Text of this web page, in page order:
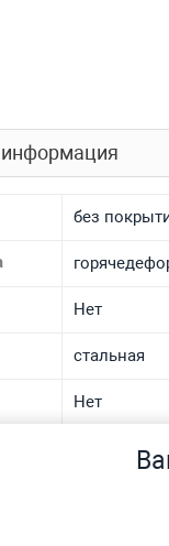
без
Нет
стальная
Нет